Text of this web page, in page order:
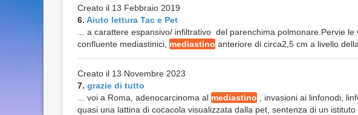
Creato il 13 Febbraio 2019
6. Aiuto lettura Tac e Pet
... a carattere espansivo/ infiltrativo del parenchima polmonare.Pervie
confluente mediastinici, mediastino anteriore di circa2,5 cm a livello della
Creato il 13 Novembre 2023
7. grazie di tutto
... voi a Roma, adenocarcinoma al mediastino , invasioni ai linfonodi,
quasi una lattina di cocacola visualizzata dalla pet, sentenza di un istituto